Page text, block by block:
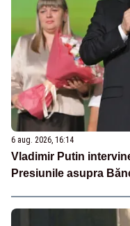
6 aug. 2026, 16:14
Vladimir Putin
Presiunile asupra